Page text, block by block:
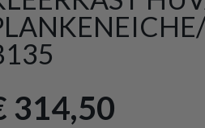
314,50